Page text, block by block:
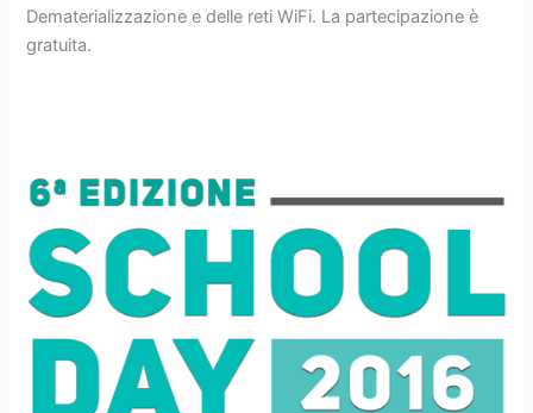
Dematerializzazione e delle reti WiFi. La partecipazione è
gratuita.